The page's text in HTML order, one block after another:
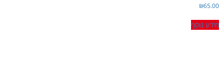
₪65.00
מידע נוסף
מתכונים